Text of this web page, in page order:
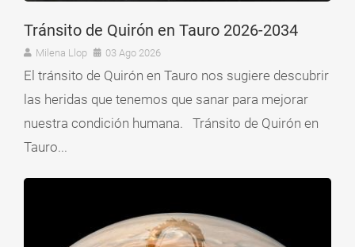
Tránsito de Quirón en Tauro 2026-2034
Milena Llop 03 Ago 2026
El tránsito de Quirón en Tauro nos sugiere descubrir
las heridas que tenemos que sanar para mejorar
nuestra condición humana. Tránsito de Quirón en
Tauro...